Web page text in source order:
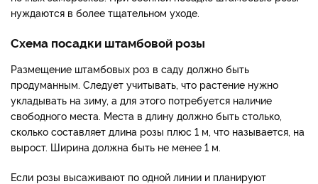
нуждаются в более тщательном уходе.
Схема посадки штамбовой розы
Размещение штамбовых роз в саду должно быть
продуманным. Следует учитывать, что растение нужно
укладывать на зиму, а для этого потребуется наличие
свободного места. Места в длину должно быть столько,
сколько составляет длина розы плюс 1 м, что называется, на
вырост. Ширина должна быть не менее 1 м.
Если розы высаживают по одной линии и планируют